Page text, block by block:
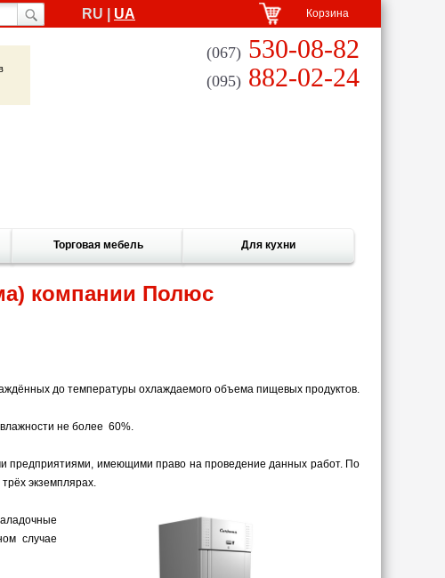
RU | UA Корзина
(067) 530-08-82
(095) 882-02-24
Торговая мебель Для кухни
компании Полюс
до температуры охлаждаемого объема пищевых продуктов.
не более 60%.
предприятиями, имеющими право на проведение данных работ. По
экземплярах.
случае